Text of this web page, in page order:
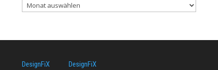
DesignFiX DesignFiX